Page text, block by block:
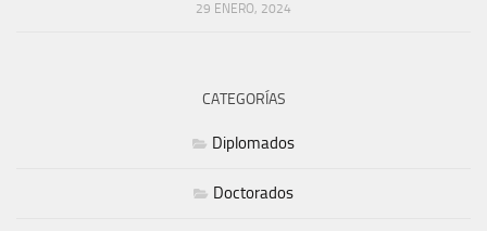
29 ENERO, 2024
CATEGORÍAS
Diplomados
Doctorados